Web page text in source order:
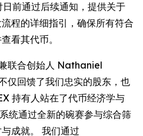
前通过后续通知，提供关于
程的详细指引，确保所有符合
看其代币。
联合创始人 Nathaniel
仅回馈了我们忠实的股东，也
持有人站在了代币经济学与
统通过全新的碗赛参与综合筛
成就。 我们通过